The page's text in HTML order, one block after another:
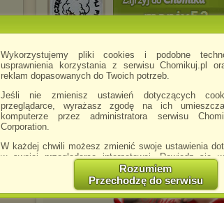
Wykorzystujemy pliki cookies i podobne
usprawnienia korzystania z serwisu Chomikuj.pl
reklam dopasowanych do Twoich potrzeb.
Jeśli nie zmienisz ustawień dotyczących
przeglądarce, wyrażasz zgodę na ich
komputerze przez administratora serwisu
Corporation.
W każdej chwili możesz zmienić swoje ustawienia
w swojej przeglądarce internetowej. Dowiedz się
http://chomikuj.pl/
Jednocześnie informujemy że zmiana ustawień
spowodować ograniczenie korzystania ze strony
Rozumiem
Przechodzę do serwisu
wagnerka9595 napisano